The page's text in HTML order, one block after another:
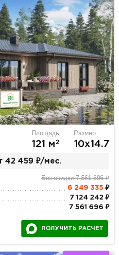
Площадь
121 м2
Размер
10х14.7
42 459 ₽/мес.
Без скидки 7 561 696 ₽
6 249 335 ₽
7 124 242 ₽
7 561 696 ₽
ПОЛУЧИТЬ РАСЧЕТ